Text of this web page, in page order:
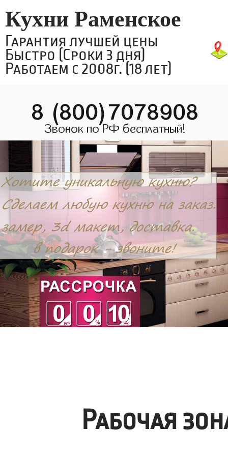
Кухни Раменское
Гарантия лучшей цены
Быстро (Сроки 3 дня)
Работаем с 2008г. (18 лет)
8 (800)7078908
Звонок по РФ бесплатный!
Рабочая